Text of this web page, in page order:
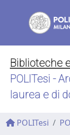
Biblioteche
POLITesi -
laurea e di
POLITesi